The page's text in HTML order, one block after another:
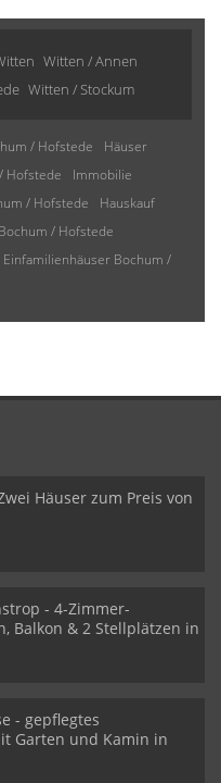
Witten / Annen
Witten / Stockum
/ Hofstede
Häuser
Hofstede
Immobilie
/ Hofstede
Hauskauf
/ Hofstede
Einfamilienhäuser Bochum /
Häuser zum Preis von
- 4-Zimmer-
Balkon & 2 Stellplätzen in
- gepflegtes
Garten und Kamin in